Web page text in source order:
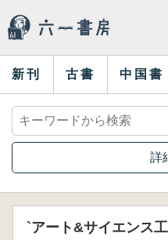
新刊 古書 中国書
詳
`アート&サイエンス